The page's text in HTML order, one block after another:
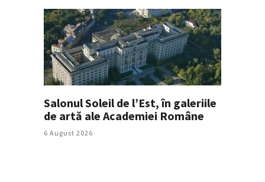
Salonul Soleil de l’Est, în galeriile
de artă ale Academiei Române
6 August 2026